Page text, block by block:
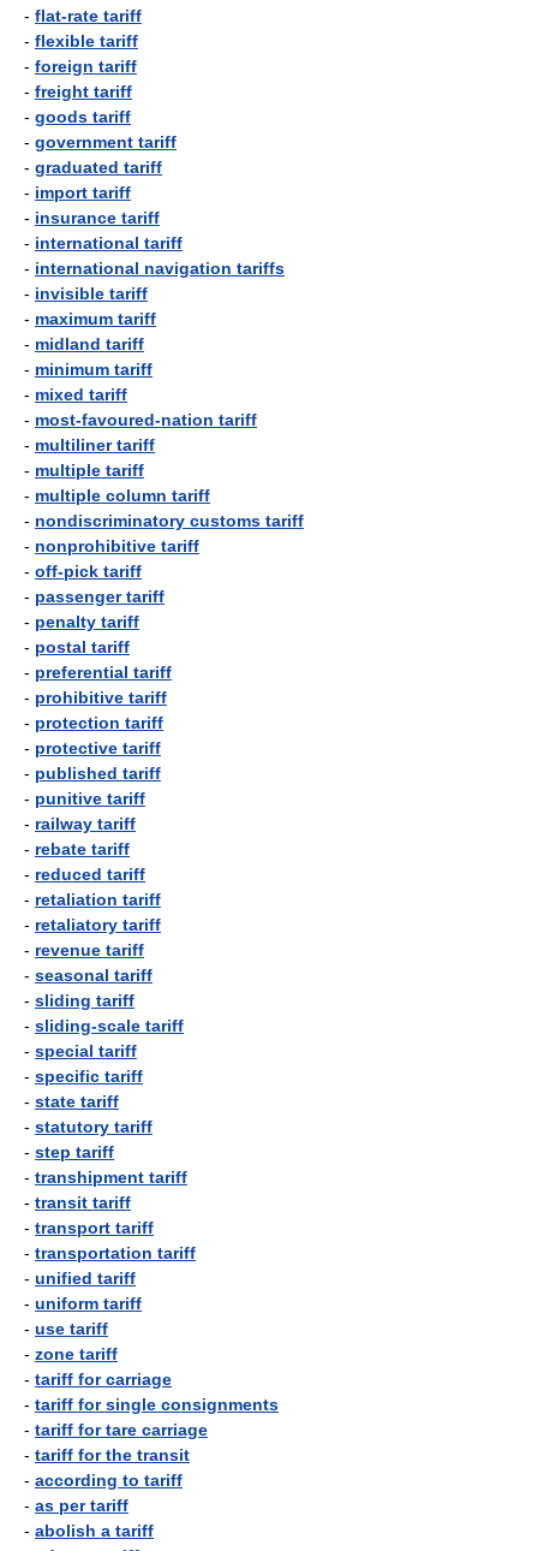
- flat-rate tariff
- flexible tariff
- foreign tariff
- freight tariff
- goods tariff
- government tariff
- graduated tariff
- import tariff
- insurance tariff
- international tariff
- international navigation tariffs
- invisible tariff
- maximum tariff
- midland tariff
- minimum tariff
- mixed tariff
- most-favoured-nation tariff
- multiliner tariff
- multiple tariff
- multiple column tariff
- nondiscriminatory customs tariff
- nonprohibitive tariff
- off-pick tariff
- passenger tariff
- penalty tariff
- postal tariff
- preferential tariff
- prohibitive tariff
- protection tariff
- protective tariff
- published tariff
- punitive tariff
- railway tariff
- rebate tariff
- reduced tariff
- retaliation tariff
- retaliatory tariff
- revenue tariff
- seasonal tariff
- sliding tariff
- sliding-scale tariff
- special tariff
- specific tariff
- state tariff
- statutory tariff
- step tariff
- transhipment tariff
- transit tariff
- transport tariff
- transportation tariff
- unified tariff
- uniform tariff
- use tariff
- zone tariff
- tariff for carriage
- tariff for single consignments
- tariff for tare carriage
- tariff for the transit
- according to tariff
- as per tariff
- abolish a tariff